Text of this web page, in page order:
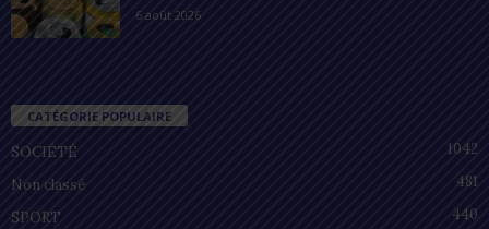
6 août 2026
CATÉGORIE POPULAIRE
SOCIÉTÉ
1042
Non classé
481
SPORT
440